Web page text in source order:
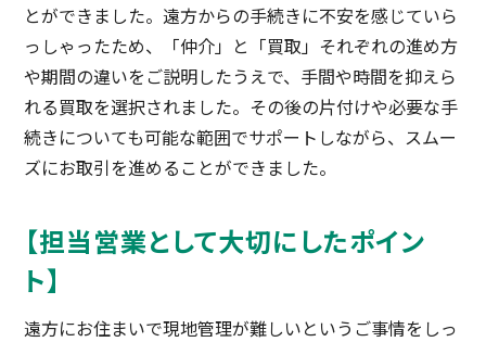
とができました。遠方からの手続きに不安を感じていら
っしゃったため、「仲介」と「買取」それぞれの進め方
や期間の違いをご説明したうえで、手間や時間を抑えら
れる買取を選択されました。その後の片付けや必要な手
続きについても可能な範囲でサポートしながら、スムー
ズにお取引を進めることができました。
【担当営業として大切にしたポイン
ト】
遠方にお住まいで現地管理が難しいというご事情をしっ